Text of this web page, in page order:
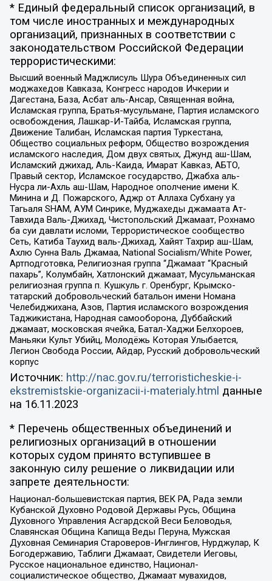
* Единый федеральный список организаций, в
том числе иностранных и международных
организаций, признанных в соответствии с
законодательством Российской Федерации
террористическими:
Высший военный Маджлисуль Шура Объединенных сил
моджахедов Кавказа, Конгресс народов Ичкерии и
Дагестана, База, Асбат аль-Ансар, Священная война,
Исламская группа, Братья-мусульмане, Партия исламского
освобождения, Лашкар-И-Тайба, Исламская группа,
Движение Талибан, Исламская партия Туркестана,
Общество социальных реформ, Общество возрождения
исламского наследия, Дом двух святых, Джунд аш-Шам,
Исламский джихад, Аль-Каида, Имарат Кавказ, АБТО,
Правый сектор, Исламское государство, Джабха аль-
Нусра ли-Ахль аш-Шам, Народное ополчение имени К.
Минина и Д. Пожарского, Аджр от Аллаха Субхану уа
Тагьаля SHAM, АУМ Синрике, Муджахеды джамаата Ат-
Тавхида Валь-Джихад, Чистопольский Джамаат, Рохнамо
ба суи давлати исломи, Террористическое сообщество
Сеть, Катиба Таухид валь-Джихад, Хайят Тахрир аш-Шам,
Ахлю Сунна Валь Джамаа, National Socialism/White Power,
Артподготовка, Религиозная группа “Джамаат “Красный
пахарь”, Колумбайн, Хатлонский джамаат, Мусульманская
религиозная группа п. Кушкуль г. Оренбург, Крымско-
татарский добровольческий батальон имени Номана
Челебиджихана, Азов, Партия исламского возрождения
Таджикистана, Народная самооборона, Дуббайский
джамаат, московская ячейка, Батал-Хаджи Белхороев,
Маньяки Культ Убийц, Молодёжь Которая Улыбается,
Легион Свобода России, Айдар, Русский добровольческий
корпус
Источник: http://nac.gov.ru/terroristicheskie-i-
ekstremistskie-organizacii-i-materialy.html данные
на 16.11.2023
* Перечень общественных объединений и
религиозных организаций в отношении
которых судом принято вступившее в
законную силу решение о ликвидации или
запрете деятельности:
Национал-большевистская партия, ВЕК РА, Рада земли
Кубанской Духовно Родовой Державы Русь, Община
Духовного Управления Асгардской Веси Беловодья,
Славянская Община Капища Веды Перуна, Мужская
Духовная Семинария Староверов-Инглингов, Нурджулар, К
Богодержавию, Таблиги Джамаат, Свидетели Иеговы,
Русское национальное единство, Национал-
социалистическое общество, Джамаат мувахидов,